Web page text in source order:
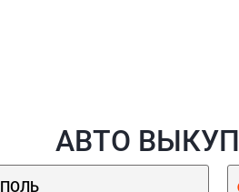
АВТО